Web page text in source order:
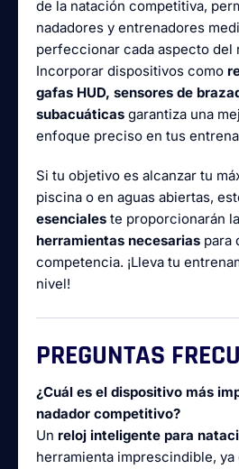
de la natación competitiva,
nadadores y entrenadores
perfeccionar cada aspecto del
Incorporar dispositivos como
gafas HUD, sensores de
subacuáticas garantiza una
enfoque preciso en tus
Si tu objetivo es alcanzar tu
piscina o en aguas abiertas,
esenciales te proporcionarán la
herramientas necesarias para
competencia. ¡Lleva tu
nivel!
PREGUNTAS
¿Cuál es el dispositivo más
nadador competitivo?
Un reloj inteligente para
herramienta imprescindible, ya